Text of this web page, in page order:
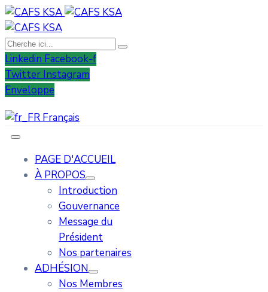
Linkedin Facebook-f
Twitter Instagram
Enveloppe
Français
PAGE D'ACCUEIL
À PROPOS
Introduction
Gouvernance
Message du
Président
Nos partenaires
ADHÉSION
Nos Membres